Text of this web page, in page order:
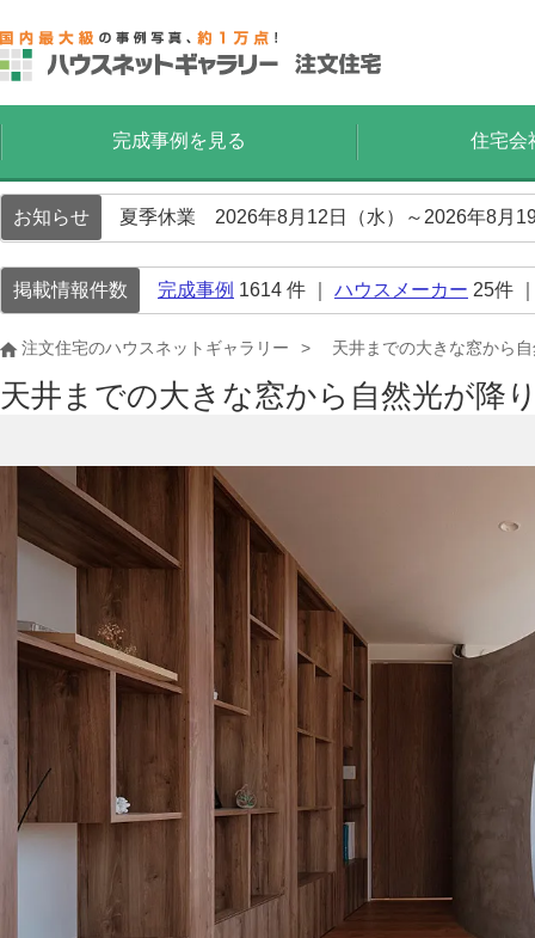
完成事例を見る 住宅会
お知らせ 夏季休業 2026年8月12日（水）～2026年8月
掲載情報件数 完成事例 1614 件 ｜ ハウスメーカー 25件
注文住宅のハウスネットギャラリー 天井までの大きな窓から
天井までの大きな窓から自然光が降